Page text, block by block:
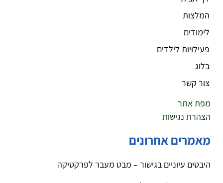
המלצות
לימודים
פעילויות לילדים
בלוג
צור קשר
מפת אתר
הצהרת נגישות
מאמרים אחרונים
היבטים עיוניים בגישור – מבט מעבר לפרקטיקה